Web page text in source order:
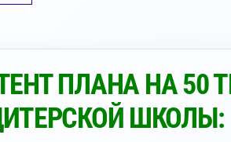
ПЛАНА НА 50
ШКОЛЫ: